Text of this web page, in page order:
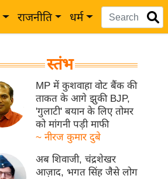
राजनीति धर्म
स्तंभ
MP में कुशवाहा वोट बैंक की
ताकत के आगे झुकी BJP,
'गुलाटी' बयान के लिए तोमर
को मांगनी पड़ी माफी
~ नीरज कुमार दुबे
अब शिवाजी, चंद्रशेखर
आज़ाद, भगत सिंह जैसे लोग